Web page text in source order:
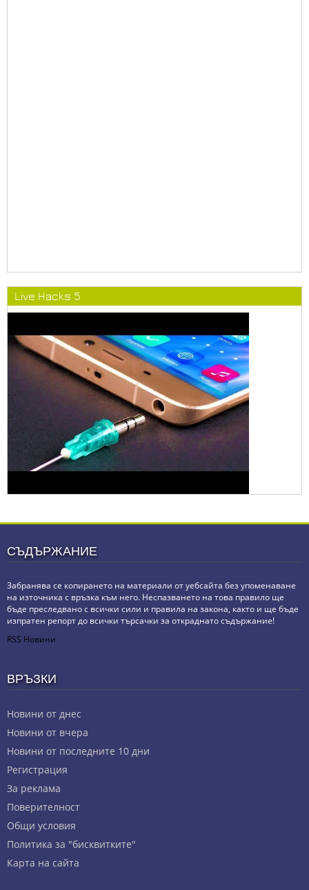
Live Hacks 5
СЪДЪРЖАНИЕ
Забранява се копирането на материали от уебсайта без упоменаване
на източника с връзка към него. Неспазването на това правило ще
бъде преследвано с всички сили и правила на закона, както и ще бъде
изпратен репорт до всички търсачки за откраднато съдържание!
RSS Новини
ВРЪЗКИ
Новини от днес
Новини от вчера
Новини от последните 10 дни
Регистрация
За реклама
Πoвepитeлнocт
Общи условия
Политика за "бисквитките"
Карта на сайта